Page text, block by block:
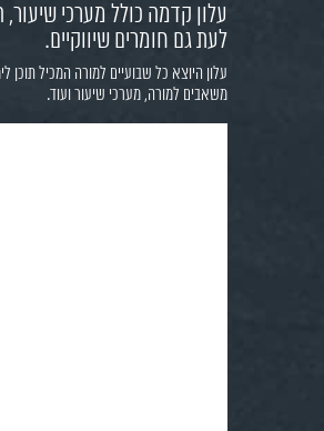
עלון קדמה כולל מערכי
לעת גם חומרים שיווקיים.
עלון היוצא כל שבועיים למורה המכיל תוכן
משאבים למורה, מערכי שיעור ועוד.